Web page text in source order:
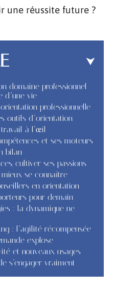
une réussite future ?
domaine professionnel
d’une vie
professionnelle
outils d’orientation
à l’œil
et ses moteurs
bilan
cultiver ses passions
se connaître
en orientation
pour demain
: la dynamique ne
: l’agilité récompensée
explose
et nouveaux usages
s’engager vraiment